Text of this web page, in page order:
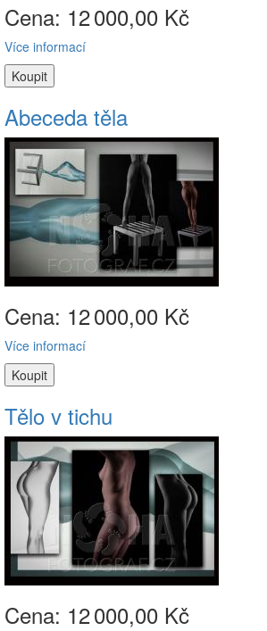
Cena: 12000,00 Kč
Více informací
Abeceda těla
Cena: 12000,00 Kč
Více informací
Tělo v tichu
Cena: 12000,00 Kč